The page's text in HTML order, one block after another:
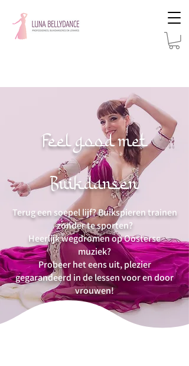
Feel good met
Buikdansen
Terug een soepel lijf? Buikspieren trainen
zonder te sporten?
Heerlijk wegdromen op Oosterse
muziek?
Probeer het eens uit, plezier
gegarandeerd in de lessen voor en door
vrouwen!